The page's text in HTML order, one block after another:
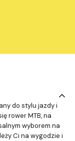
do stylu jazdy i
rower MTB, na
wyborem na
Ci na wygodzie i